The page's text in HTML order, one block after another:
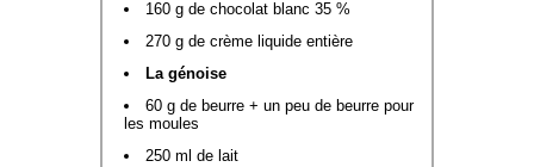
160 g de chocolat blanc 35 %
270 g de crème liquide entière
La génoise
60 g de beurre + un peu de beurre pour
les moules
250 ml de lait